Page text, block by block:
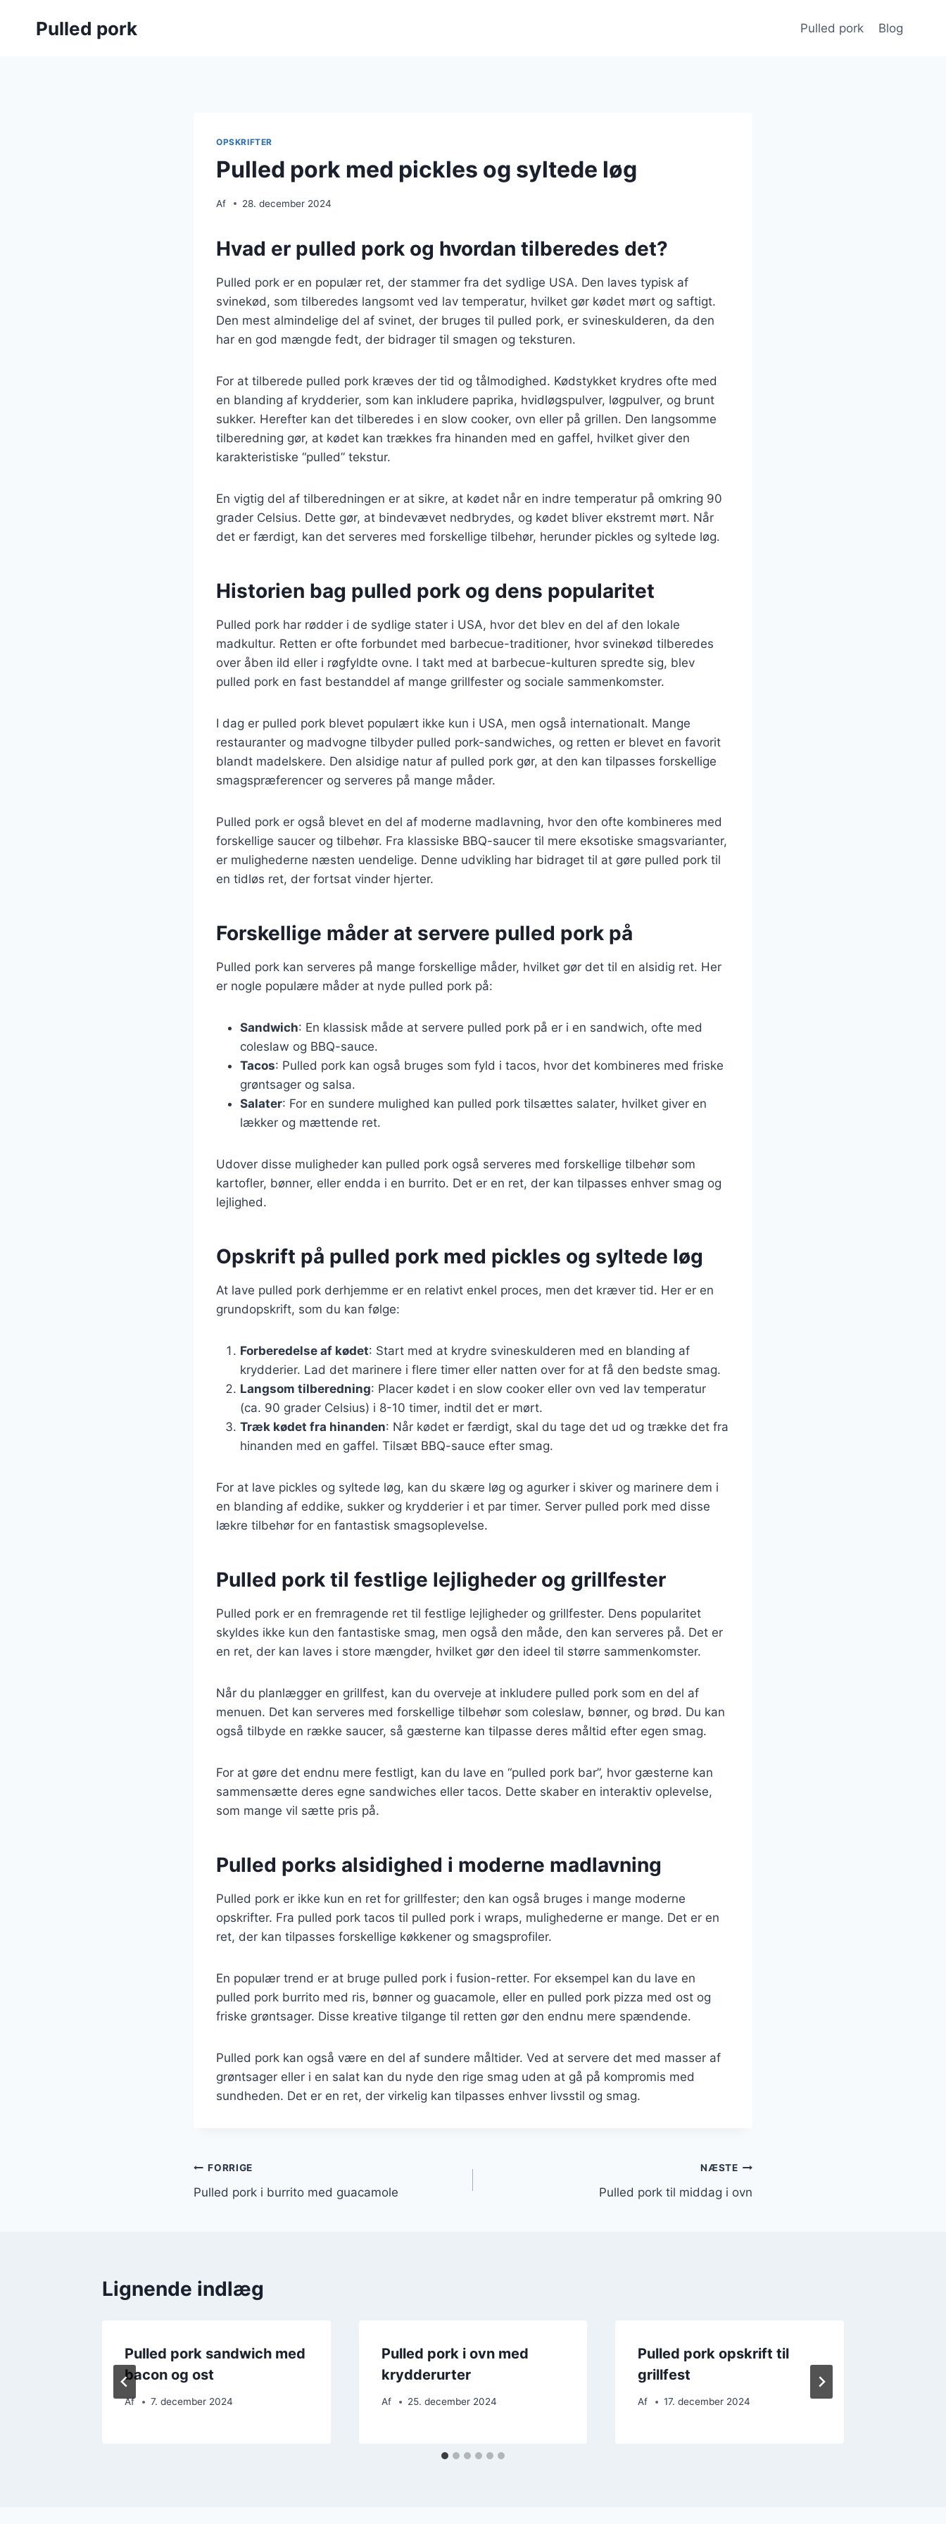
Pulled pork Pulled pork Blog
OPSKRIFTER
Pulled pork med pickles og syltede løg
Af 28. december 2024
Hvad er pulled pork og hvordan tilberedes det?
Pulled pork er en populær ret, der stammer fra det sydlige USA. Den laves typisk af
svinekød, som tilberedes langsomt ved lav temperatur, hvilket gør kødet mørt og saftigt.
Den mest almindelige del af svinet, der bruges til pulled pork, er svineskulderen, da den
har en god mængde fedt, der bidrager til smagen og teksturen.
For at tilberede pulled pork kræves der tid og tålmodighed. Kødstykket krydres ofte med
en blanding af krydderier, som kan inkludere paprika, hvidløgspulver, løgpulver, og brunt
sukker. Herefter kan det tilberedes i en slow cooker, ovn eller på grillen. Den langsomme
tilberedning gør, at kødet kan trækkes fra hinanden med en gaffel, hvilket giver den
karakteristiske “pulled” tekstur.
En vigtig del af tilberedningen er at sikre, at kødet når en indre temperatur på omkring 90
grader Celsius. Dette gør, at bindevævet nedbrydes, og kødet bliver ekstremt mørt. Når
det er færdigt, kan det serveres med forskellige tilbehør, herunder pickles og syltede løg.
Historien bag pulled pork og dens popularitet
Pulled pork har rødder i de sydlige stater i USA, hvor det blev en del af den lokale
madkultur. Retten er ofte forbundet med barbecue-traditioner, hvor svinekød tilberedes
over åben ild eller i røgfyldte ovne. I takt med at barbecue-kulturen spredte sig, blev
pulled pork en fast bestanddel af mange grillfester og sociale sammenkomster.
I dag er pulled pork blevet populært ikke kun i USA, men også internationalt. Mange
restauranter og madvogne tilbyder pulled pork-sandwiches, og retten er blevet en favorit
blandt madelskere. Den alsidige natur af pulled pork gør, at den kan tilpasses forskellige
smagspræferencer og serveres på mange måder.
Pulled pork er også blevet en del af moderne madlavning, hvor den ofte kombineres med
forskellige saucer og tilbehør. Fra klassiske BBQ-saucer til mere eksotiske smagsvarianter,
er mulighederne næsten uendelige. Denne udvikling har bidraget til at gøre pulled pork til
en tidløs ret, der fortsat vinder hjerter.
Forskellige måder at servere pulled pork på
Pulled pork kan serveres på mange forskellige måder, hvilket gør det til en alsidig ret. Her
er nogle populære måder at nyde pulled pork på:
Sandwich: En klassisk måde at servere pulled pork på er i en sandwich, ofte med
coleslaw og BBQ-sauce.
Tacos: Pulled pork kan også bruges som fyld i tacos, hvor det kombineres med friske
grøntsager og salsa.
Salater: For en sundere mulighed kan pulled pork tilsættes salater, hvilket giver en
lækker og mættende ret.
Udover disse muligheder kan pulled pork også serveres med forskellige tilbehør som
kartofler, bønner, eller endda i en burrito. Det er en ret, der kan tilpasses enhver smag og
lejlighed.
Opskrift på pulled pork med pickles og syltede løg
At lave pulled pork derhjemme er en relativt enkel proces, men det kræver tid. Her er en
grundopskrift, som du kan følge:
Forberedelse af kødet: Start med at krydre svineskulderen med en blanding af
krydderier. Lad det marinere i flere timer eller natten over for at få den bedste smag.
Langsom tilberedning: Placer kødet i en slow cooker eller ovn ved lav temperatur
(ca. 90 grader Celsius) i 8-10 timer, indtil det er mørt.
Træk kødet fra hinanden: Når kødet er færdigt, skal du tage det ud og trække det fra
hinanden med en gaffel. Tilsæt BBQ-sauce efter smag.
For at lave pickles og syltede løg, kan du skære løg og agurker i skiver og marinere dem i
en blanding af eddike, sukker og krydderier i et par timer. Server pulled pork med disse
lækre tilbehør for en fantastisk smagsoplevelse.
Pulled pork til festlige lejligheder og grillfester
Pulled pork er en fremragende ret til festlige lejligheder og grillfester. Dens popularitet
skyldes ikke kun den fantastiske smag, men også den måde, den kan serveres på. Det er
en ret, der kan laves i store mængder, hvilket gør den ideel til større sammenkomster.
Når du planlægger en grillfest, kan du overveje at inkludere pulled pork som en del af
menuen. Det kan serveres med forskellige tilbehør som coleslaw, bønner, og brød. Du kan
også tilbyde en række saucer, så gæsterne kan tilpasse deres måltid efter egen smag.
For at gøre det endnu mere festligt, kan du lave en “pulled pork bar”, hvor gæsterne kan
sammensætte deres egne sandwiches eller tacos. Dette skaber en interaktiv oplevelse,
som mange vil sætte pris på.
Pulled porks alsidighed i moderne madlavning
Pulled pork er ikke kun en ret for grillfester; den kan også bruges i mange moderne
opskrifter. Fra pulled pork tacos til pulled pork i wraps, mulighederne er mange. Det er en
ret, der kan tilpasses forskellige køkkener og smagsprofiler.
En populær trend er at bruge pulled pork i fusion-retter. For eksempel kan du lave en
pulled pork burrito med ris, bønner og guacamole, eller en pulled pork pizza med ost og
friske grøntsager. Disse kreative tilgange til retten gør den endnu mere spændende.
Pulled pork kan også være en del af sundere måltider. Ved at servere det med masser af
grøntsager eller i en salat kan du nyde den rige smag uden at gå på kompromis med
sundheden. Det er en ret, der virkelig kan tilpasses enhver livsstil og smag.
Indlægsnavigation
FORRIGE
Pulled pork i burrito med guacamole
NÆSTE
Pulled pork til middag i ovn
Lignende indlæg
Pulled pork sandwich med
bacon og ost
Af 7. december 2024
Pulled pork i ovn med
krydderurter
Af 25. december 2024
Pulled pork opskrift til
grillfest
Af 17. december 2024